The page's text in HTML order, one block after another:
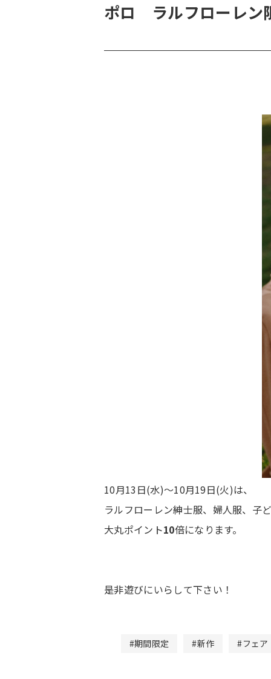
ポロ ラルフローレ
10月13日(水)〜10月19日(火)は、
ラルフローレン紳士服、婦人服、子
大丸ポイント10倍になります。
是非遊びにいらして下さい！
#期間限定 #新作 #フェア